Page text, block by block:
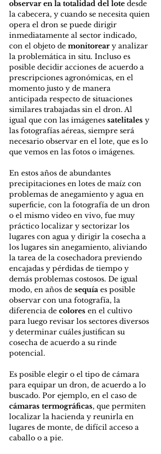
observar en la totalidad del lote desde
la cabecera, y cuando se necesita quien
opera el dron se puede dirigir
inmediatamente al sector indicado,
con el objeto de monitorear y analizar
la problemática in situ. Incluso es
posible decidir acciones de acuerdo a
prescripciones agronómicas, en el
momento justo y de manera
anticipada respecto de situaciones
similares trabajadas sin el dron. Al
igual que con las imágenes satelitales y
las fotografías aéreas, siempre será
necesario observar en el lote, que es lo
que vemos en las fotos o imágenes.
En estos años de abundantes
precipitaciones en lotes de maíz con
problemas de anegamiento y agua en
superficie, con la fotografía de un dron
o el mismo video en vivo, fue muy
práctico localizar y sectorizar los
lugares con agua y dirigir la cosecha a
los lugares sin anegamiento, aliviando
la tarea de la cosechadora previendo
encajadas y pérdidas de tiempo y
demás problemas costosos. De igual
modo, en años de sequía es posible
observar con una fotografía, la
diferencia de colores en el cultivo
para luego revisar los sectores diversos
y determinar cuáles justifican su
cosecha de acuerdo a su rinde
potencial.
Es posible elegir o el tipo de cámara
para equipar un dron, de acuerdo a lo
buscado. Por ejemplo, en el caso de
cámaras termográficas, que permiten
localizar la hacienda y reunirla en
lugares de monte, de difícil acceso a
caballo o a pie.